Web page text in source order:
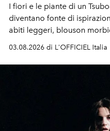
I fiori e le piante di un
diventano fonte di
abiti leggeri, blouson
maniche a kimono. E si
03.08.2026 di L'OFFICIEL Italia